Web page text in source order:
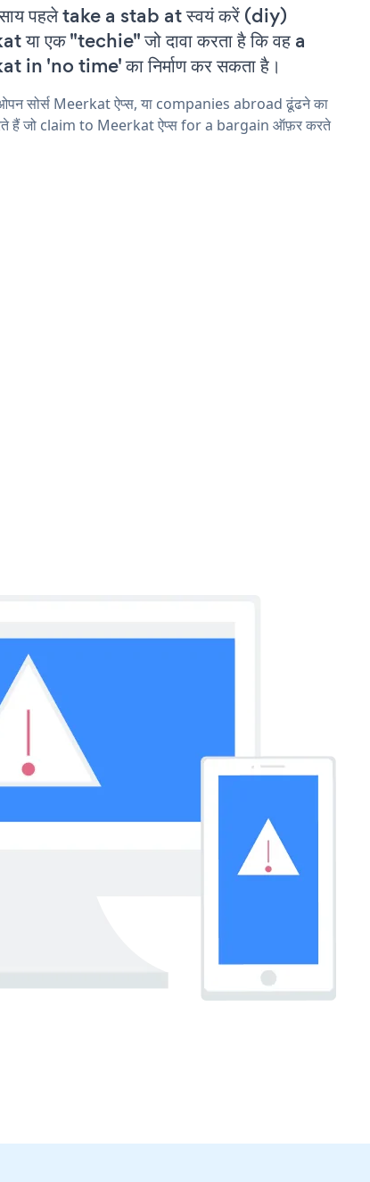
पहले take a stab at स्वयं करें (diy)
या एक "techie" जो दावा करता है कि वह a
in 'no time' का निर्माण कर सकता है।
सोर्स Meerkat ऐप्स, या companies abroad ढूंढने का
हैं जो claim to Meerkat ऐप्स for a bargain ऑफ़र करते